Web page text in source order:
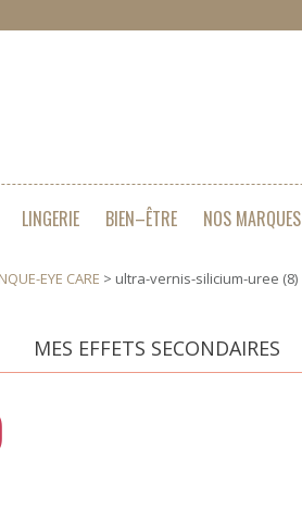
LINGERIE BIEN–ÊTRE NOS MARQUES
EYE CARE > ultra-vernis-silicium-uree (8)
MES EFFETS SECONDAIRES